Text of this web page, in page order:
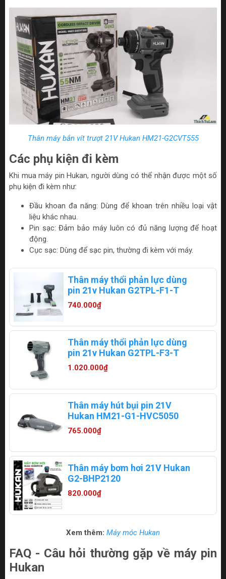
Thân máy bắn vít trượt 21V Hukan HM21-G2CVT555
Các phụ kiện đi kèm
Khi mua máy pin Hukan, người dùng có thể nhận được một số
phụ kiện đi kèm như:
Đầu khoan đa năng: Dùng để khoan trên nhiều loại vật
liệu khác nhau.
Pin sạc: Đảm bảo máy luôn có đủ năng lượng để hoạt
động.
Cục sạc: Dùng để sạc pin, thường đi kèm với máy.
Thân máy thổi phản lực dùng
pin 21v Hukan G2TPL-F1-T
740.000₫
Thân máy thổi phản lực dùng
pin 21v Hukan G2TPL-F3-T
1.020.000₫
Thân máy hút bụi pin 21V
Hukan HM21-G1-HVC5050
765.000₫
Thân máy bơm hơi 21V Hukan
G2-BHP2120
820.000₫
Xem thêm: Máy móc Hukan
FAQ - Câu hỏi thường gặp về máy pin
Hukan